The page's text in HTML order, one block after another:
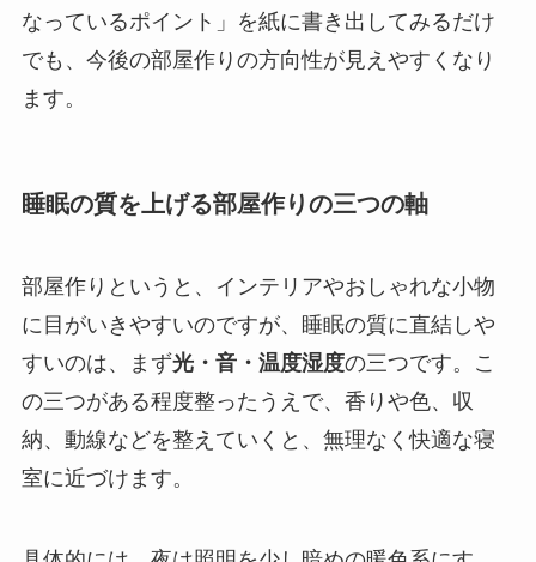
なっているポイント」を紙に書き出してみるだけ
でも、今後の部屋作りの方向性が見えやすくなり
ます。
睡眠の質を上げる部屋作りの三つの軸
部屋作りというと、インテリアやおしゃれな小物
に目がいきやすいのですが、睡眠の質に直結しや
すいのは、まず光・音・温度湿度の三つです。こ
の三つがある程度整ったうえで、香りや色、収
納、動線などを整えていくと、無理なく快適な寝
室に近づけます。